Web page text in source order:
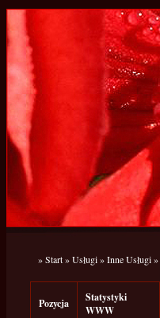
»Start»Usługi»Inne Usługi»
Pozycja
Statystyki
WWW